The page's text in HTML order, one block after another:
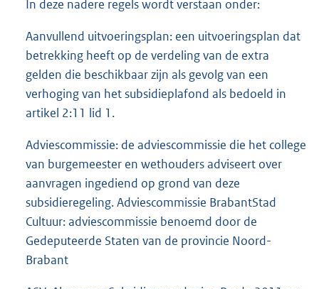
In deze nadere regels wordt verstaan onder:
Aanvullend uitvoeringsplan: een uitvoeringsplan dat
betrekking heeft op de verdeling van de extra
gelden die beschikbaar zijn als gevolg van een
verhoging van het subsidieplafond als bedoeld in
artikel 2:11 lid 1.
Adviescommissie: de adviescommissie die het college
van burgemeester en wethouders adviseert over
aanvragen ingediend op grond van deze
subsidieregeling. Adviescommissie BrabantStad
Cultuur: adviescommissie benoemd door de
Gedeputeerde Staten van de provincie Noord-
Brabant